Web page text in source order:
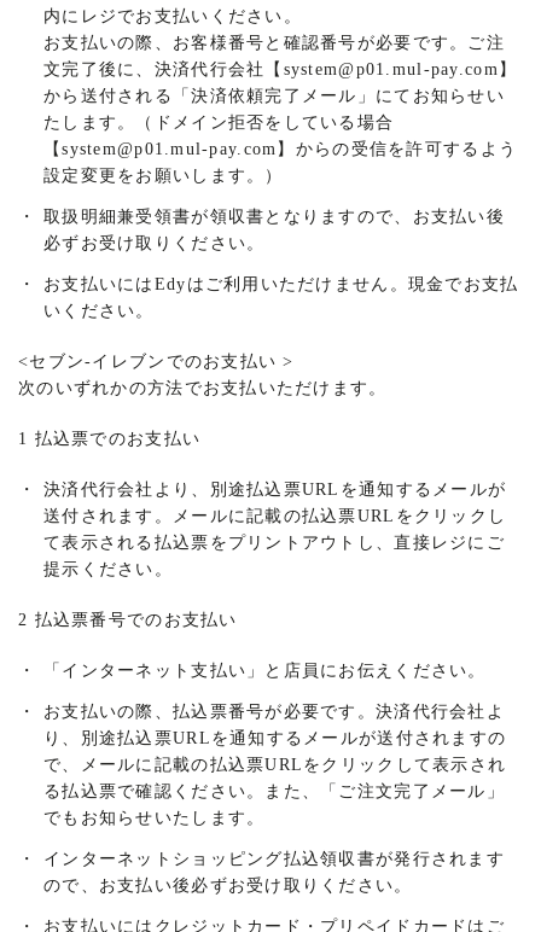
内にレジでお支払いください。
お支払いの際、お客様番号と確認番号が必要です。ご注
文完了後に、決済代行会社【system@p01.mul-pay.com】
から送付される「決済依頼完了メール」にてお知らせい
たします。（ドメイン拒否をしている場合
【system@p01.mul-pay.com】からの受信を許可するよう
設定変更をお願いします。）
・
取扱明細兼受領書が領収書となりますので、お支払い後
必ずお受け取りください。
・
お支払いにはEdyはご利用いただけません。現金でお支払
いください。
<セブン-イレブンでのお支払い>
次のいずれかの方法でお支払いただけます。
1 払込票でのお支払い
・
決済代行会社より、別途払込票URLを通知するメールが
送付されます。メールに記載の払込票URLをクリックし
て表示される払込票をプリントアウトし、直接レジにご
提示ください。
2 払込票番号でのお支払い
・ 「インターネット支払い」と店員にお伝えください。
・
お支払いの際、払込票番号が必要です。決済代行会社よ
り、別途払込票URLを通知するメールが送付されますの
で、メールに記載の払込票URLをクリックして表示され
る払込票で確認ください。また、「ご注文完了メール」
でもお知らせいたします。
・
インターネットショッピング払込領収書が発行されます
ので、お支払い後必ずお受け取りください。
・ お支払いにはクレジットカード・プリペイドカードはご